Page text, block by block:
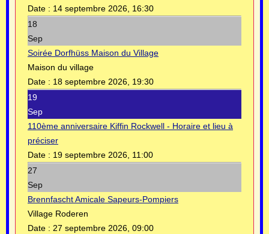
Date : 14 septembre 2026, 16:30
18
Sep
Soirée Dorfhüss Maison du Village
Maison du village
Date : 18 septembre 2026, 19:30
19
Sep
110ème anniversaire Kiffin Rockwell - Horaire et lieu à
préciser
Date : 19 septembre 2026, 11:00
27
Sep
Brennfascht Amicale Sapeurs-Pompiers
Village Roderen
Date : 27 septembre 2026, 09:00